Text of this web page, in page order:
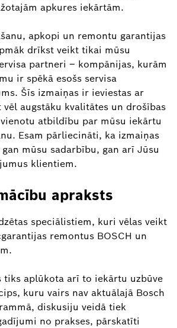
apkures iekārtām.
apkopi un remontu garantijas
drīkst veikt tikai mūsu
partneri – kompānijas, kurām
ir spēkā esošs servisa
Šīs izmaiņas ir ieviestas ar
augstāku kvalitātes un drošības
atbildību par mūsu iekārtu
Esam pārliecināti, ka izmaiņas
mūsu sadarbību, gan arī Jūsu
klientiem.
apraksts
speciālistiem, kuri vēlas veikt
remontus BOSCH un
tiks aplūkota arī to iekārtu uzbūve
kuru vairs nav aktuālajā Bosch
diskusiju veidā tiek
no prakses, pārskatīti